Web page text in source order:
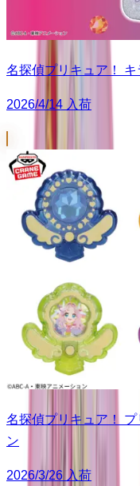
名探偵プリキュア！ キ
2026/4/14 入荷
名探偵プリキュア！
ン
2026/3/26 入荷